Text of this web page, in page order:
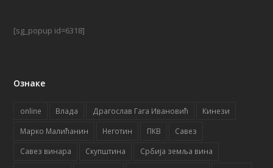
[sg_popup id=6318]
Ознаке
online Влада Драгослав Гага Ивановић
Кинези
Марко Малићанин
Неготин ПКВ
Савез
Савез винара
Скупштина
Србија земља вина